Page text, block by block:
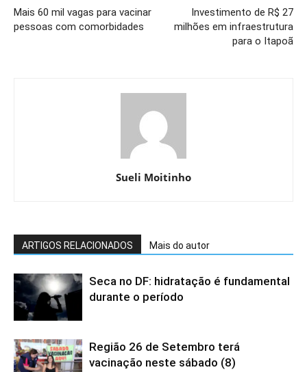
Mais 60 mil vagas para vacinar
pessoas com comorbidades
Investimento de R$ 27
milhões em infraestrutura
para o Itapoã
Sueli Moitinho
ARTIGOS RELACIONADOS Mais do autor
Seca no DF: hidratação é fundamental
durante o período
Região 26 de Setembro terá
vacinação neste sábado (8)